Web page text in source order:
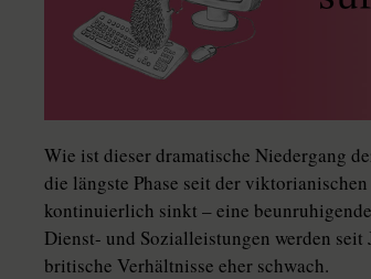
Wie ist dieser dramatische Niedergang
die längste Phase seit der
kontinuierlich sinkt – eine
Dienst- und Sozialleistungen werden
britische Verhältnisse eher schwach.